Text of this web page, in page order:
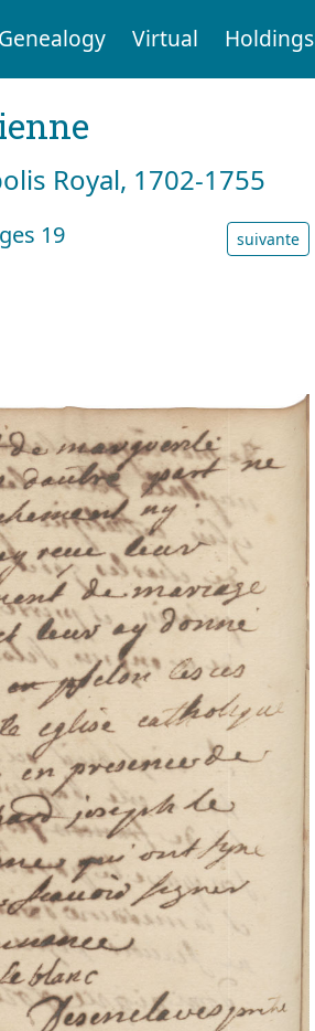
Genealogy Virtual Holdings
Royal, 1702-1755
19
suivante